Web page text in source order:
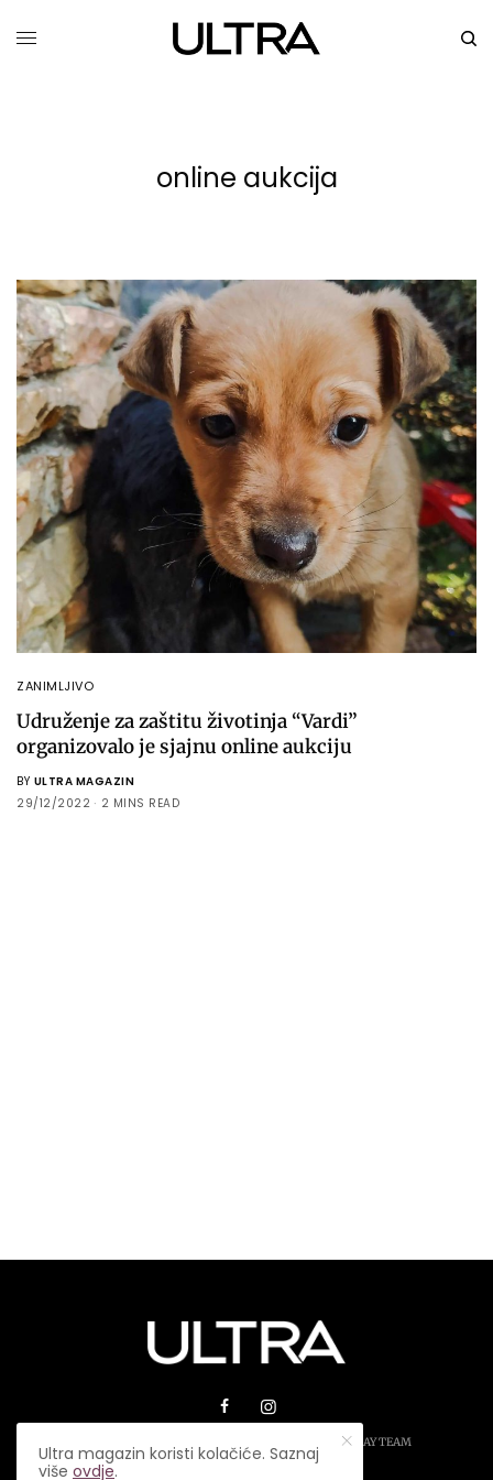
online aukcija
ZANIMLJIVO
Udruženje za zaštitu životinja “Vardi”
organizovalo je sjajnu online aukciju
BY ULTRA MAGAZIN
29/12/2022
2 MINS READ
© 2026 ULTRA MAGAZIN. SVA PRAVA ZADRŽANA.PLAY TEAM
Ultra magazin koristi kolačiće. Saznaj
višeovdje.